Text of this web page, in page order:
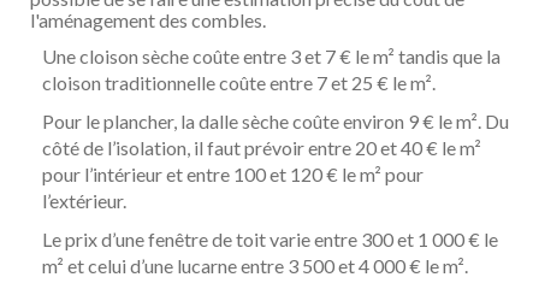
l'aménagement des combles.
Une cloison sèche coûte entre 3 et 7 € le m² tandis que la
cloison traditionnelle coûte entre 7 et 25 € le m².
Pour le plancher, la dalle sèche coûte environ 9 € le m². Du
côté de l’isolation, il faut prévoir entre 20 et 40 € le m²
pour l’intérieur et entre 100 et 120 € le m² pour
l’extérieur.
Le prix d’une fenêtre de toit varie entre 300 et 1 000 € le
m² et celui d’une lucarne entre 3 500 et 4 000 € le m².